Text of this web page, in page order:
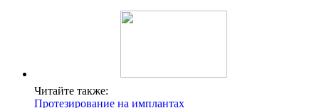
Читайте также:
Протезирование на имплантах